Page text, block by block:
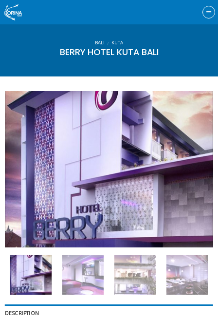
Skip
to
content
BALI / KUTA
BERRY HOTEL KUTA BALI
DESCRIPTION